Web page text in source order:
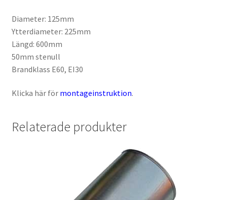
Diameter: 125mm
Ytterdiameter: 225mm
Längd: 600mm
50mm stenull
Brandklass E60, EI30
Klicka här för montageinstruktion.
Relaterade produkter